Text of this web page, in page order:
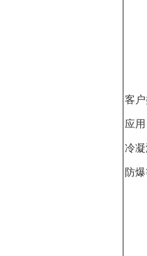
客
应
冷
防